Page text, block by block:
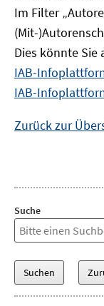
Im Filter
(Mit-
Dies könnte Sie
IAB-
IAB-
Zurück zur
Suche